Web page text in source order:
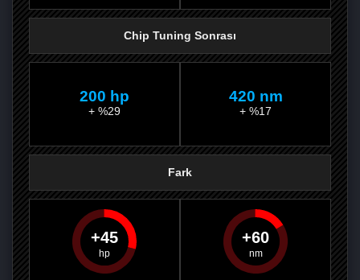
PAYLAŞPAYLAŞPLUS'TA
Chip Tuning Sonrası
200 hp
+ %29
420 nm
+ %17
Fark
45 60